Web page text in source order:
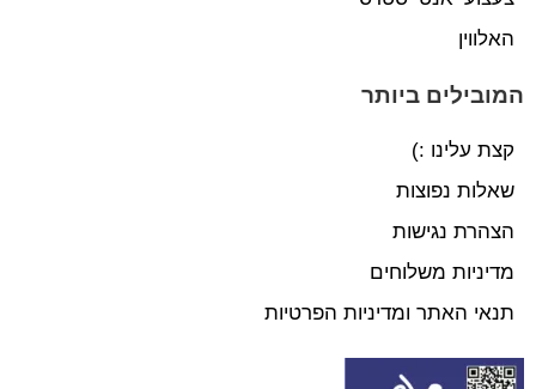
האלווין
המובילים ביותר
קצת עלינו :)
שאלות נפוצות
הצהרת נגישות
מדיניות משלוחים
תנאי האתר ומדיניות הפרטיות